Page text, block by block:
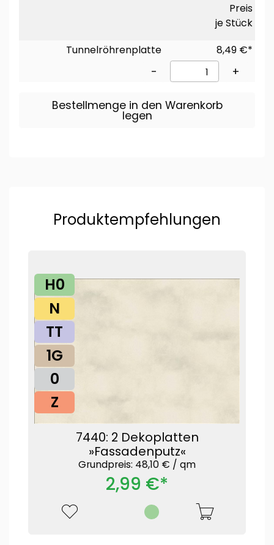
Preis
je Stück
Tunnelröhrenplatte
8,49 €*
- +
Bestellmenge in den Warenkorb
legen
Produktempfehlungen
H0
N
TT
1G
0
Z
7440: 2 Dekoplatten
»Fassadenputz«
Grundpreis: 48,10 € / qm
2,99 €*